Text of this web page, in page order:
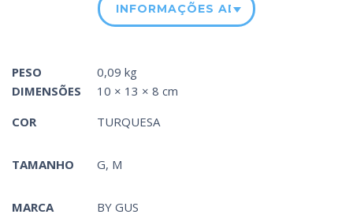
INFORMAÇÕES ADICIONAIS
PESO
0,09 kg
DIMENSÕES
10 × 13 × 8 cm
COR
TURQUESA
TAMANHO G, M
MARCA BY GUS